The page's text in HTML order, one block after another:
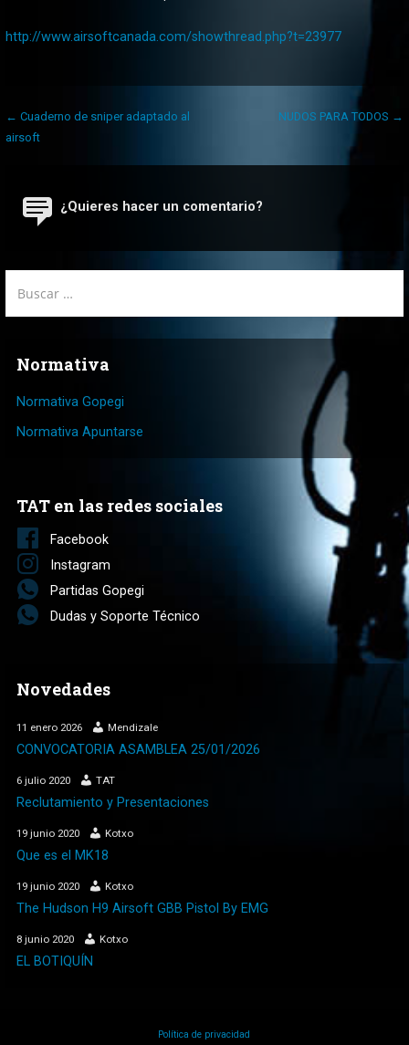
http://www.airsoftcanada.com/showthread.php?t=23977
Navegación
de
← Cuaderno de sniper adaptado al
airsoft
NUDOS PARA TODOS →
¿Quieres hacer un comentario?
Normativa
Normativa Gopegi
Normativa Apuntarse
TAT en las redes sociales
Facebook
Instagram
Partidas Gopegi
Dudas y Soporte Técnico
Novedades
11 enero 2026 Mendizale
CONVOCATORIA ASAMBLEA 25/01/2026
6 julio 2020 TAT
Reclutamiento y Presentaciones
19 junio 2020 Kotxo
Que es el MK18
19 junio 2020 Kotxo
The Hudson H9 Airsoft GBB Pistol By EMG
8 junio 2020 Kotxo
EL BOTIQUÍN
Política de privacidad